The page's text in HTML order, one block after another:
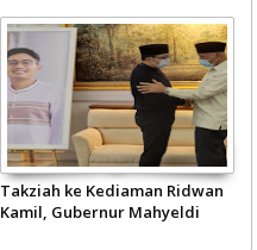
Takziah ke Kediaman Ridwan
Kamil, Gubernur Mahyeldi